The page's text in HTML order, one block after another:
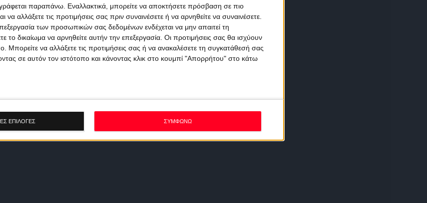
παραπάνω. Εναλλακτικά, μπορείτε να αποκτήσετε πρόσβαση σε πιο
να αλλάξετε τις προτιμήσεις σας πριν συναινέσετε ή να αρνηθείτε να συναινέσετε.
των προσωπικών σας δεδομένων ενδέχεται να μην απαιτεί τη
το δικαίωμα να αρνηθείτε αυτήν την επεξεργασία. Οι προτιμήσεις σας θα ισχύουν
Μπορείτε να αλλάξετε τις προτιμήσεις σας ή να ανακαλέσετε τη συγκατάθεσή σας
σε αυτόν τον ιστότοπο και κάνοντας κλικ στο κουμπί "Απορρήτου" στο κάτω
ΕΠΙΛΟΓΕΣ ΣΥΜΦΩΝΩ